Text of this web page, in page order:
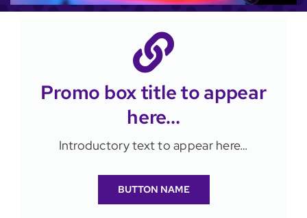
Promo box title to appear
here…
Introductory text to appear here…
BUTTON NAME